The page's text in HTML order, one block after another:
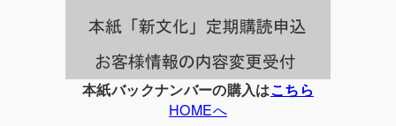
本紙バックナンバーの購入はこちら
HOMEへ